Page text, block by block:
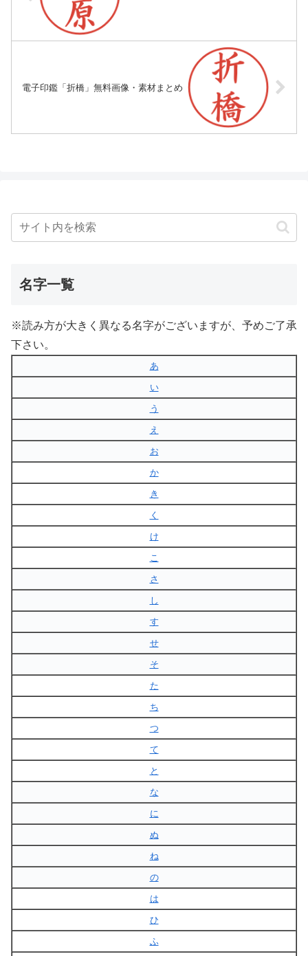
電子印鑑「折橋」無料画像・素材まとめ
名字一覧
※読み方が大きく異なる名字がございますが、予めご了承
下さい。
あ
い
う
え
お
か
き
く
け
こ
さ
し
す
せ
そ
た
ち
つ
て
と
な
に
ぬ
ね
の
は
ひ
ふ